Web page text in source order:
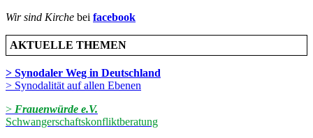
Wir sind Kirche bei facebook
AKTUELLE THEMEN
> Synodaler Weg in Deutschland
> Synodalität auf allen Ebenen
> Frauenwürde e.V.
Schwangerschaftskonfliktberatung